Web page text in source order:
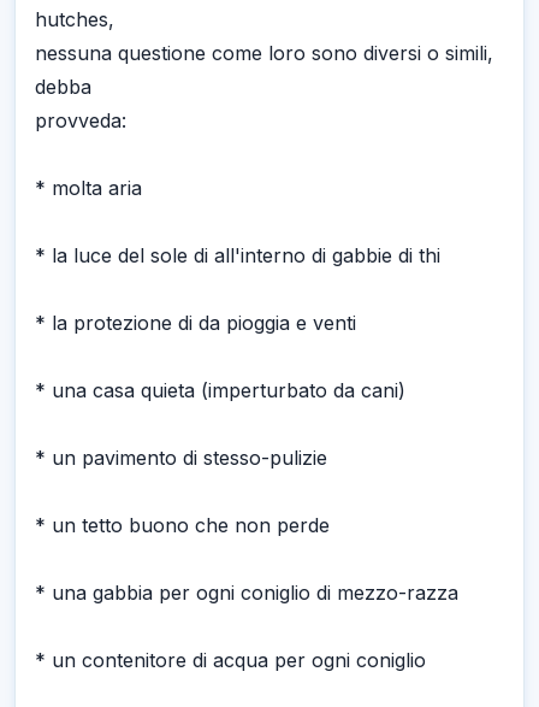
hutches,
nessuna questione come loro sono diversi o simili,
debba
provveda:
* molta aria
* la luce del sole di all'interno di gabbie di thi
* la protezione di da pioggia e venti
* una casa quieta (imperturbato da cani)
* un pavimento di stesso-pulizie
* un tetto buono che non perde
* una gabbia per ogni coniglio di mezzo-razza
* un contenitore di acqua per ogni coniglio